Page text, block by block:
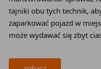
tajniki obu tych technik,
zaparkować pojazd w
może wydawać się zbyt